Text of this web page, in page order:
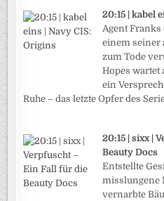
20:15 | kabel
Agent
einem seiner
zum Tode
Hopes wartet
ein
Ruhe – das letzte Opfer des
20:15 | sixx |
Beauty Docs
Entstellte
misslungene
vernarbte